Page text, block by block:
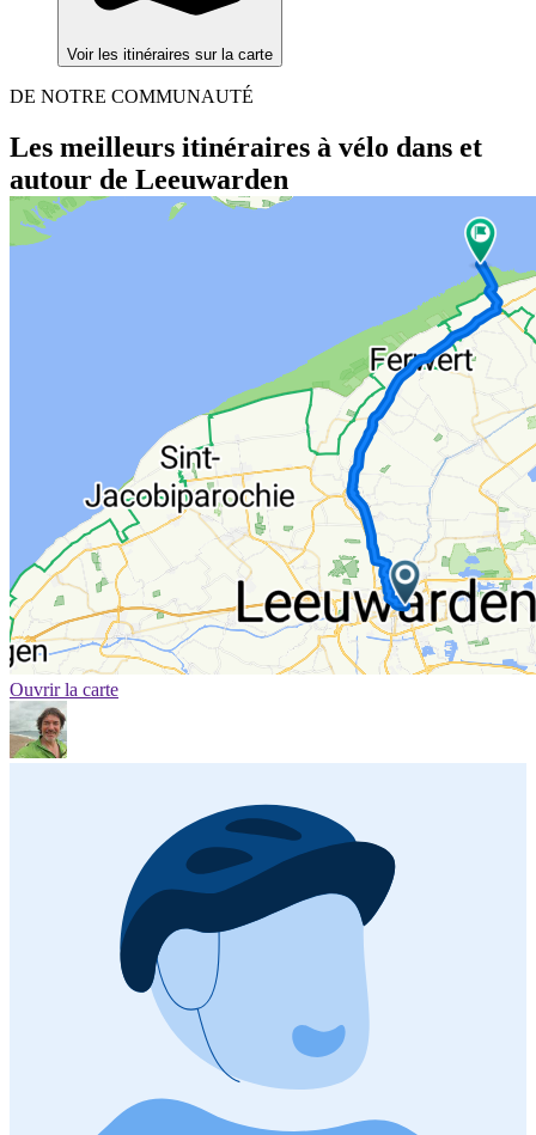
Voir les itinéraires sur la carte
DE NOTRE COMMUNAUTÉ
Les meilleurs itinéraires à vélo dans et
autour de Leeuwarden
Ouvrir la carte